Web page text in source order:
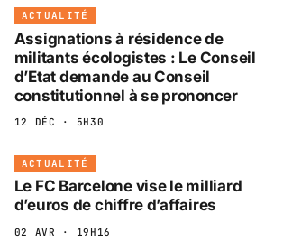
ACTUALITÉ
Assignations à résidence de
militants écologistes : Le Conseil
d’Etat demande au Conseil
constitutionnel à se prononcer
12 DÉC · 5H30
ACTUALITÉ
Le FC Barcelone vise le milliard
d’euros de chiffre d’affaires
02 AVR · 19H16